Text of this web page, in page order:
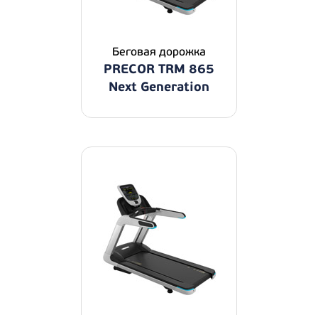
Беговая дорожка
PRECOR TRM 865
Next Generation